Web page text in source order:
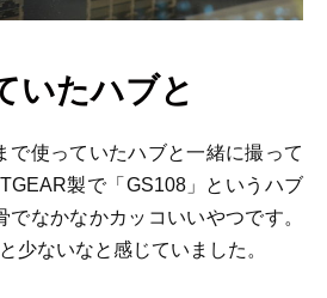
いたハブと
で使っていたハブと一緒に撮って
製で「GS108」というハブ
なかなかカッコいいやつです。
少ないなと感じていました。